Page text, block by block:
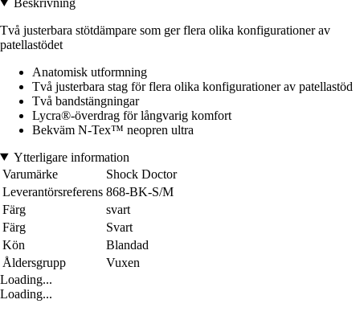
Två justerbara stötdämpare som ger flera olika konfigurationer av
patellastödet
Anatomisk utformning
Två justerbara stag för flera olika konfigurationer av patellastöd
Två bandstängningar
Lycra®-överdrag för långvarig komfort
Bekväm N-Tex™ neopren ultra
Ytterligare information
Varumärke
Shock Doctor
Leverantörsreferens 868-BK-S/M
Färg
svart
Färg
Svart
Kön
Blandad
Åldersgrupp
Vuxen
Loading...
Loading...